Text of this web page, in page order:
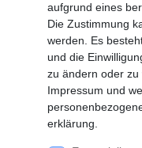
Info
Versand
Rückrufe
Galerie
aufgrund eines
Die Zustimmung
werden. Es
und die
zu ändern oder
Impressum und
erklärung